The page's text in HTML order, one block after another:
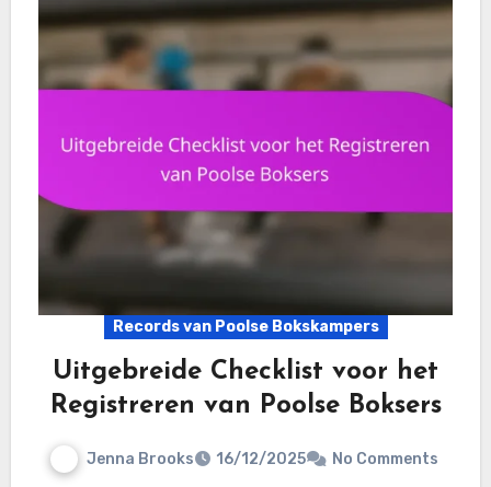
Records van Poolse Bokskampers
Uitgebreide Checklist voor het
Registreren van Poolse Boksers
Jenna Brooks 16/12/2025 No Comments